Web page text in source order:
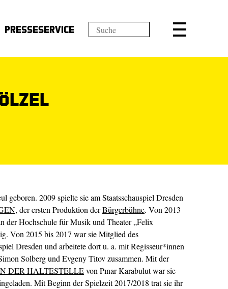
Presseservice
geboren. 2009 spielte sie am Staatsschauspiel Dresden
, der ersten Produktion derBürgerbühne. Von 2013
der Hochschule für Musik und Theater „Felix
Von 2015 bis 2017 war sie Mitglied des
Dresden und arbeitete dort u. a. mit Regisseur*innen
Solberg und Evgeny Titov zusammen. Mit der
DER HALTESTELLEvon Pınar Karabulut war sie
Mit Beginn der Spielzeit 2017/2018 trat sie ihr